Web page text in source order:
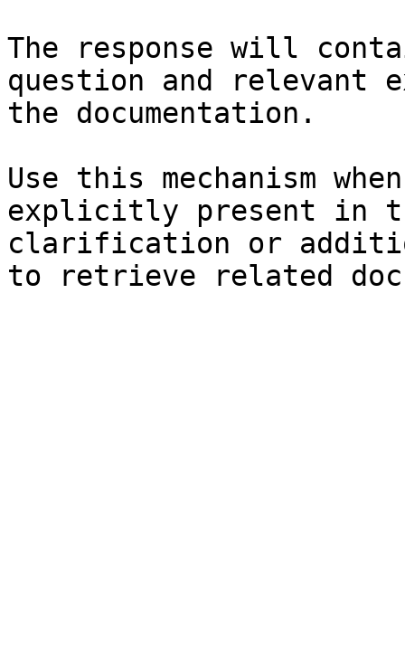
The response will
question and relevant
the documentation.
Use this mechanism
explicitly present in
clarification or